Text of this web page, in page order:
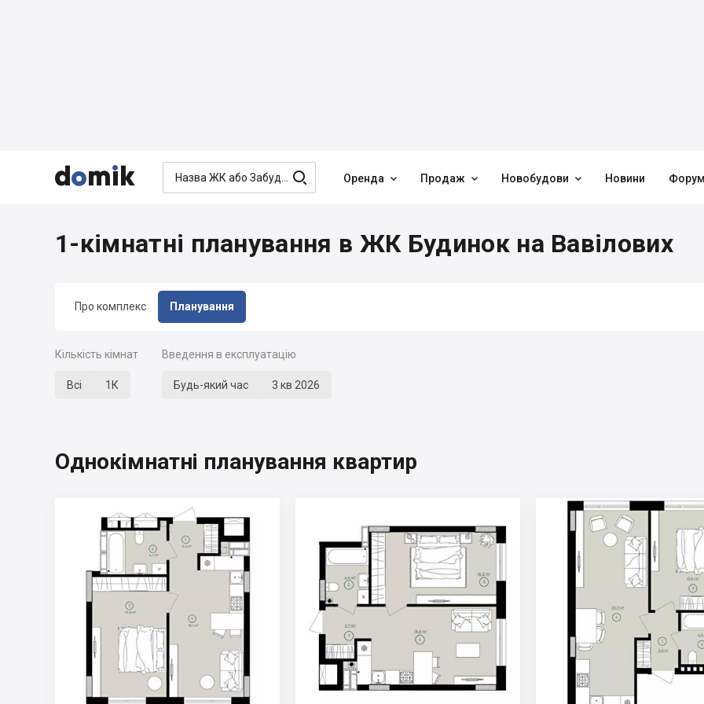


  Оренда  Продаж  Новобудови  Новини
Про комплекс Планування
1-кімнатні планування в ЖК Будинок на Вавілових
Кількість кімнат
Всі 1К
Введення в експлуатацію
Будь-який час 3 кв 2026
Однокімнатні планування квартир